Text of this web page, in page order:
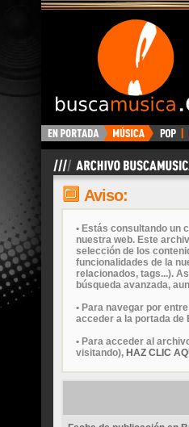
Aviso:
• Estás consultando un
nuestra web. Este
selección de los
funcionalidades de la
relacionados, tags...).
búsqueda avanzada,
• Para navegar por
acceder a la portada de
• Para acceder al
visitando), HAZ CLIC